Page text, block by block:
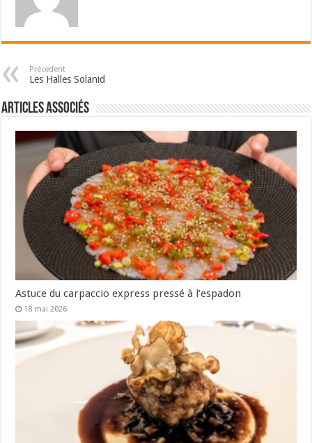
Précedent
Les Halles Solanid
Articles associés
Astuce du carpaccio express pressé à l’espadon
18 mai 2026